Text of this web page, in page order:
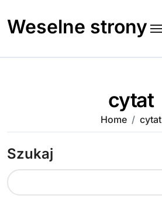
to
content
Weselne strony
cytat
Home cytat
Szukaj